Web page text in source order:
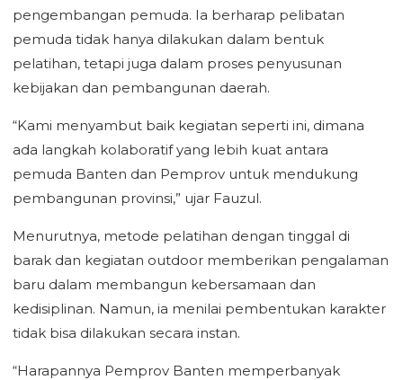
pengembangan pemuda. Ia berharap pelibatan
pemuda tidak hanya dilakukan dalam bentuk
pelatihan, tetapi juga dalam proses penyusunan
kebijakan dan pembangunan daerah.
“Kami menyambut baik kegiatan seperti ini, dimana
ada langkah kolaboratif yang lebih kuat antara
pemuda Banten dan Pemprov untuk mendukung
pembangunan provinsi,” ujar Fauzul.
Menurutnya, metode pelatihan dengan tinggal di
barak dan kegiatan outdoor memberikan pengalaman
baru dalam membangun kebersamaan dan
kedisiplinan. Namun, ia menilai pembentukan karakter
tidak bisa dilakukan secara instan.
“Harapannya Pemprov Banten memperbanyak